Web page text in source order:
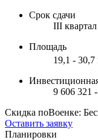
Срок сдачи
III
Площадь
19,1 - 30,7
9 606 321
Скидка поВоенке:
Оставить заявку
Планировки